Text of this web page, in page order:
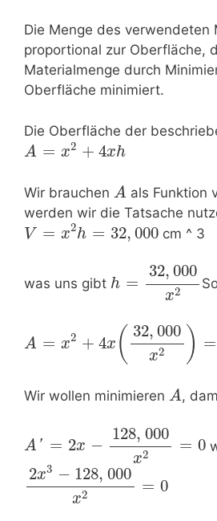
Die Menge des verwendeten
proportional zur Oberfläche,
Materialmenge durch
Oberfläche minimiert.
Die Oberfläche der
A = x2 + 4xh
Wir brauchen A als Funktion
werden wir die Tatsache
V = x2h = 32, 000 cm ^ 3
was uns gibt h =
32, 000
x2
A = x2 + 4x ( 32, 000
x2 ) =
Wir wollen minimieren A,
A ' = 2x −
128, 000
x2 = 0
2x3 − 128, 000
x2 = 0